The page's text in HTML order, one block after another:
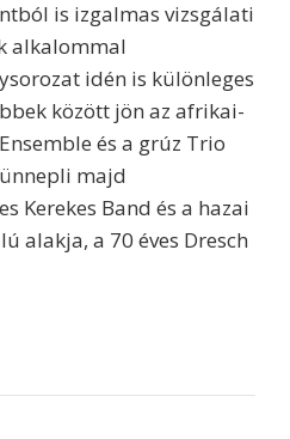
is izgalmas vizsgálati
alkalommal
idén is különleges
között jön az afrikai-
és a grúz Trio
majd
Kerekes Band és a hazai
alakja, a 70 éves Dresch